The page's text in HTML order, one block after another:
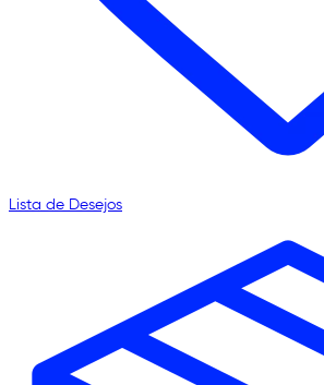
Lista de Desejos